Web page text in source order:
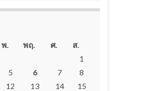
พ. พฤ. ศ.
ส.
1
5 6 7
8
12 13 14
15